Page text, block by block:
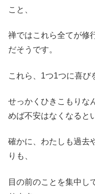
こと、
禅ではこれら全てが修
だそうです。
これら、1つ1つに喜び
せっかくひきこもりな
めば不安はなくなると
確かに、わたしも過去
りも、
目の前のことを集中し